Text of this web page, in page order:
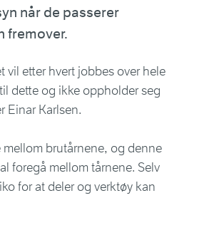
når de passerer
fremover.
vil etter hvert jobbes over hele
dette og ikke oppholder seg
Einar Karlsen.
brutårnene, og denne
foregå mellom tårnene. Selv
for at deler og verktøy kan